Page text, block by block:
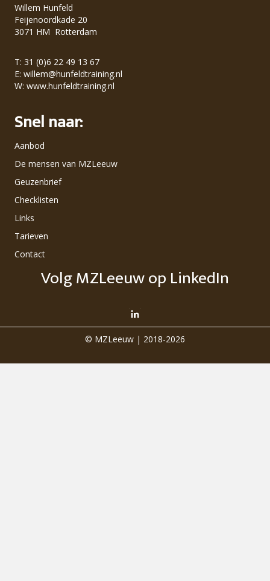
Willem Hunfeld
Feijenoordkade 20
3071 HM Rotterdam
T: 31 (0)6 22 49 13 67
E: willem@hunfeldtraining.nl
W: www.hunfeldtraining.nl
Snel naar:
Aanbod
De mensen van MZLeeuw
Geuzenbrief
Checklisten
Links
Tarieven
Contact
Volg MZLeeuw op LinkedIn
© MZLeeuw | 2018-2026